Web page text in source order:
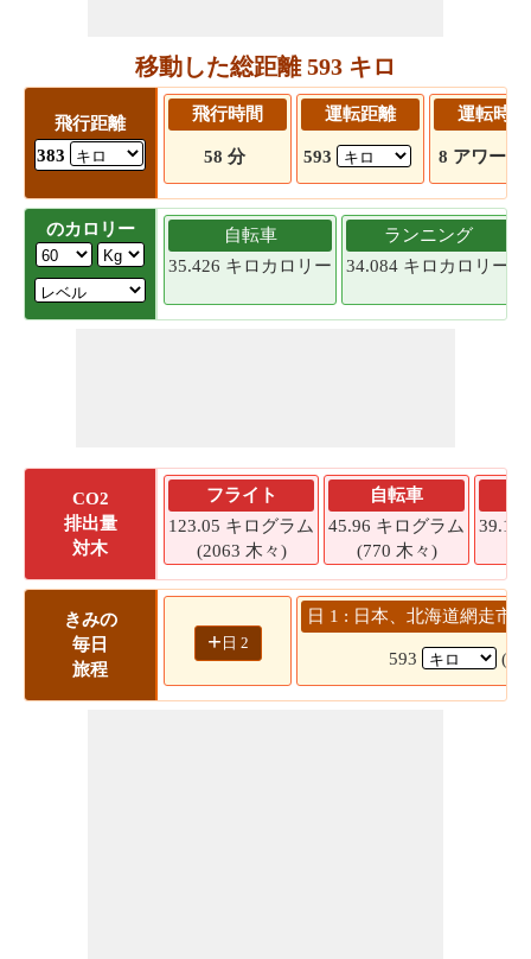
移動した総距離 593 キロ
飛行距離
383
飛行時間
58 分
運転距離
593
運転時間
8 アワー 6
のカロリー
自転車
35.426 キロカロリー
ランニング
34.084 キロカロリー
CO2
排出量
対木
フライト
123.05 キログラム
(2063 木々)
自転車
45.96 キログラム
(770 木々)
39.14
きみの
毎日
旅程
+ 日 2
日 1 : 日本、北海道網走市
593 (8